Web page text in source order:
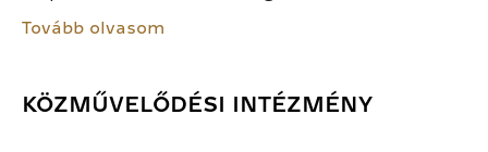
Tovább olvasom
KÖZMŰVELŐDÉSI INTÉZMÉNY